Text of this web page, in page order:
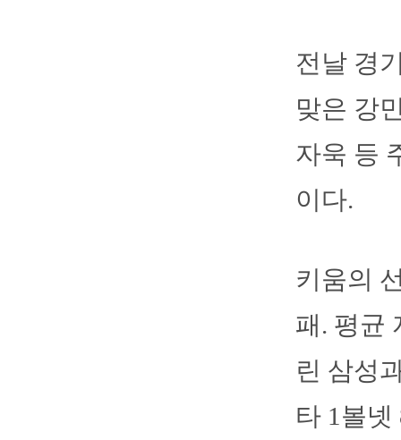
전날 경
맞은 강
자욱 등
이다.
키움의
패. 평균
린 삼성
타 1볼넷